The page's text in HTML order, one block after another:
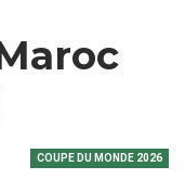
COUPE DU MONDE 2026